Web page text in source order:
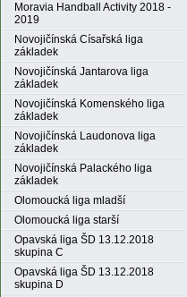
Moravia Handball Activity 2018 -
2019
Novojičínská Císařská liga
základek
Novojičínská Jantarova liga
základek
Novojičínská Komenského liga
základek
Novojičínská Laudonova liga
základek
Novojičínská Palackého liga
základek
Olomoucká liga mladší
Olomoucká liga starší
Opavská liga ŠD 13.12.2018
skupina C
Opavská liga ŠD 13.12.2018
skupina D